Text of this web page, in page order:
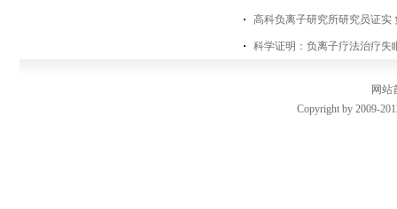
高科负离子研究所研究员证实
科学证明：负离子疗法治疗失
网站
Copyright by 2009-